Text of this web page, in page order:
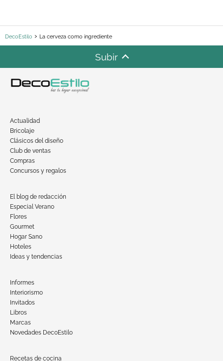
DecoEstilo La cerveza como ingrediente
Subir
Actualidad
Bricolaje
Clásicos del diseño
Club de ventas
Compras
Concursos y regalos
El blog de redacción
Especial Verano
Flores
Gourmet
Hogar Sano
Hoteles
Ideas y tendencias
Informes
Interiorismo
Invitados
Libros
Marcas
Novedades DecoEstilo
Recetas de cocina